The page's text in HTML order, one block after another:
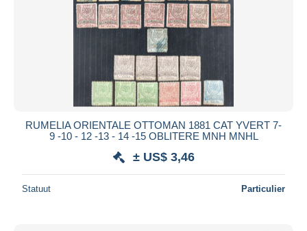
RUMELIA ORIENTALE OTTOMAN 1881 CAT YVERT 7-
9 -10 - 12 -13 - 14 -15 OBLITERE MNH MNHL
± US$ 3,46
Statuut Particulier